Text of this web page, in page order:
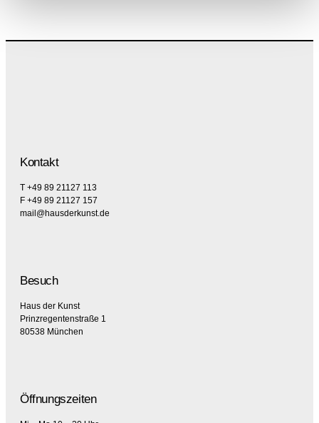
Kontakt
T +49 89 21127 113
F +49 89 21127 157
mail@hausderkunst.de
Besuch
Haus der Kunst
Prinzregentenstraße 1
80538 München
Öffnungszeiten